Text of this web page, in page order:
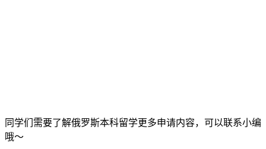
同学们需要了解俄罗斯本科留学更多申请内容，可以联系小编
哦～